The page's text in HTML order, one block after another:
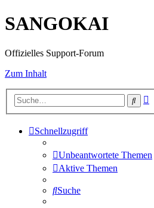
SANGOKAI
Offizielles Support-Forum
Zum Inhalt
Suche
Schnellzugriff
Unbeantwortete Themen
Aktive Themen
Suche